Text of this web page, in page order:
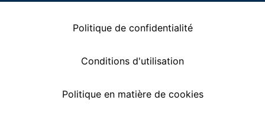
Politique de confidentialité
Conditions d'utilisation
Politique en matière de cookies